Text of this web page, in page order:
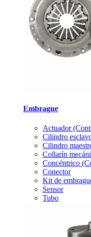
Embrague
Actuador
Cilindro
Cilindro
Collarín
Concéntrico
Conector
Kit de
Sensor
Tubo